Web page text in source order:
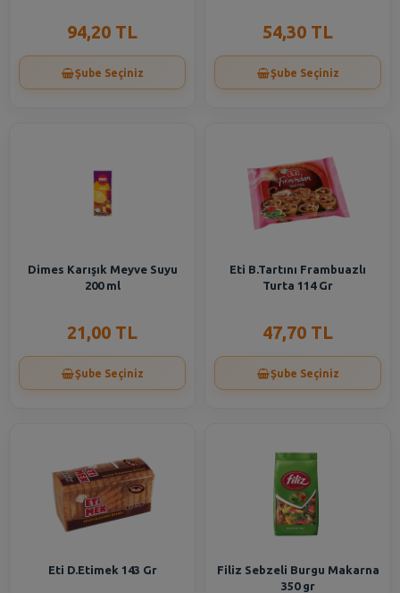
94,20 TL
Şube Seçiniz
54,30 TL
Şube Seçiniz
Dimes Karışık Meyve Suyu
200 ml
21,00 TL
Şube Seçiniz
Eti B.Tartını Frambuazlı
Turta 114 Gr
47,70 TL
Şube Seçiniz
Eti D.Etimek 143 Gr
Filiz Sebzeli Burgu Makarna
350 gr